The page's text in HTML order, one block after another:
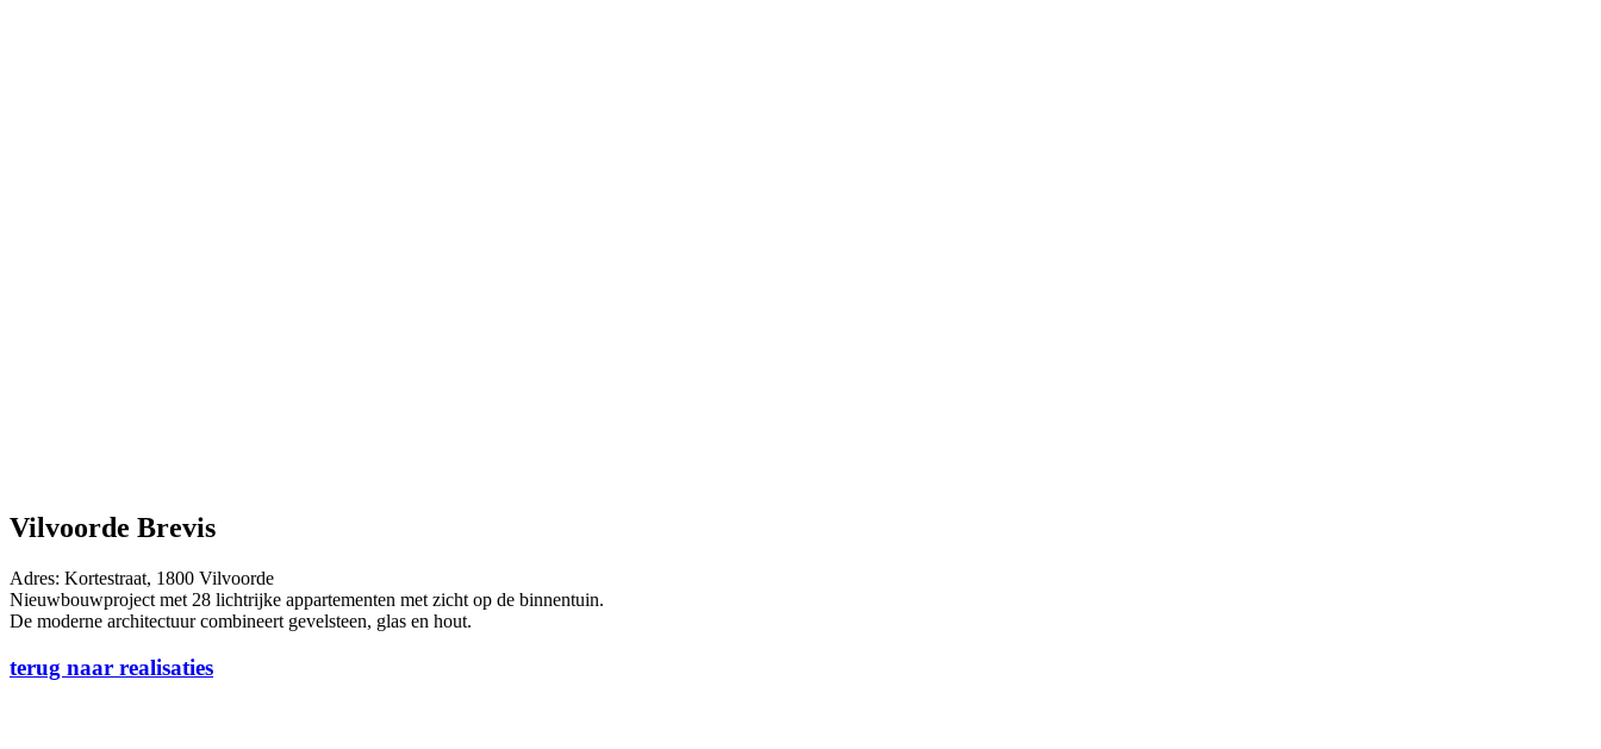
Vilvoorde Brevis
Adres: Kortestraat, 1800 Vilvoorde
Nieuwbouwproject met 28 lichtrijke appartementen met zicht op de binnentuin.
De moderne architectuur combineert gevelsteen, glas en hout.
terug naar realisaties